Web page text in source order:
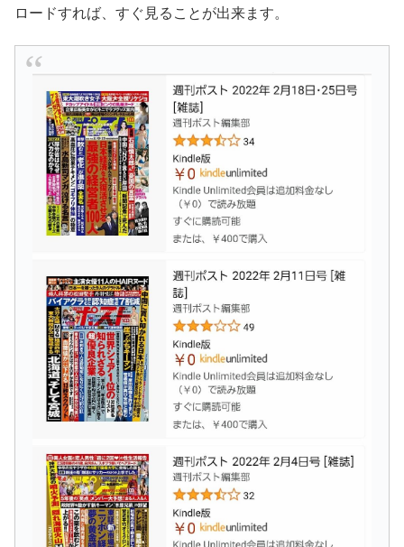
ロードすれば、すぐ見ることが出来ます。